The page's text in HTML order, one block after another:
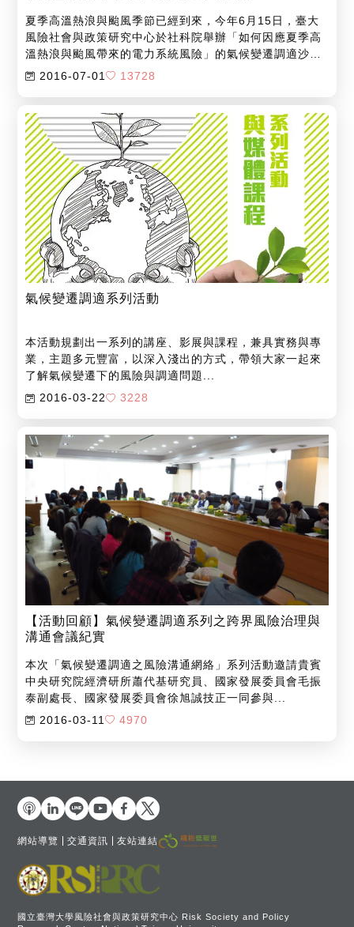
夏季高溫熱浪與颱風季節已經到來，今年6月15日，臺大
風險社會與政策研究中心於社科院舉辦「如何因應夏季高
溫熱浪與颱風帶來的電力系統風險」的氣候變遷調適沙龍
活動...2016-07-01 13728
氣候變遷調適系列活動
本活動規劃出一系列的講座、影展與課程，兼具實務與專
業，主題多元豐富，以深入淺出的方式，帶領大家一起來
了解氣候變遷下的風險與調適問題...
2016-03-22
3228
【活動回顧】氣候變遷調適系列之跨界風險治理與
溝通會議紀實
本次「氣候變遷調適之風險溝通網絡」系列活動邀請貴賓
中央研究院經濟研所蕭代基研究員、國家發展委員會毛振
泰副處長、國家發展委員會徐旭誠技正一同參與...
2016-03-11
4970
國立臺灣大學風險社會與政策研究中心 Risk Society and Policy
網站導覽 交通資訊 友站連結